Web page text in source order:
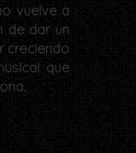
vuelve a
de dar un
creciendo
que